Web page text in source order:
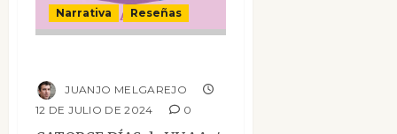
Narrativa
Reseñas
JUANJO MELGAREJO
12 DE JULIO DE 2024
0